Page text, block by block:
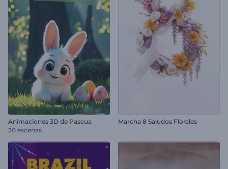
Animaciones 3D de Pascua
20 escenas
Marcha 8 Saludos Florales